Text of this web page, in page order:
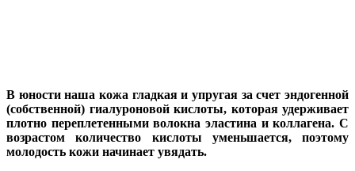
В юности наша кожа гладкая и упругая за счет эндогенной
(собственной) гиалуроновой кислоты, которая удерживает
плотно переплетенными волокна эластина и коллагена. С
возрастом количество кислоты уменьшается, поэтому
молодость кожи начинает увядать.